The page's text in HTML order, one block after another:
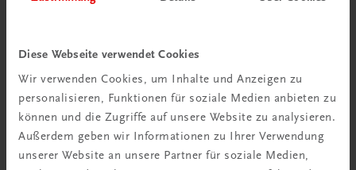
Diese Webseite verwendet Cookies
Wir verwenden Cookies, um Inhalte und Anzeigen zu
personalisieren, Funktionen für soziale Medien anbieten zu
können und die Zugriffe auf unsere Website zu analysieren.
Außerdem geben wir Informationen zu Ihrer Verwendung
unserer Website an unsere Partner für soziale Medien,
Betriebswirtschaftliches Projektpraktikum BS
Gastronomie
TRAUNER-DigiBox
€ 24,97